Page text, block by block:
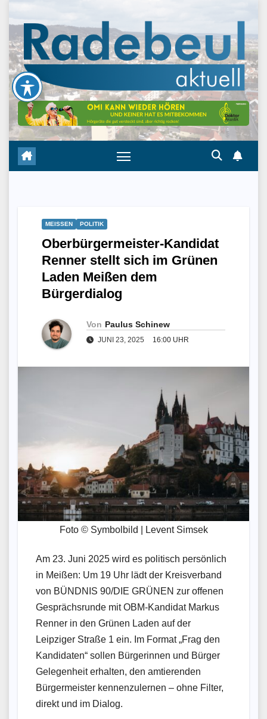
content
MEISSEN POLITIK
Oberbürgermeister-Kandidat
Renner stellt sich im Grünen
Laden Meißen dem
Bürgerdialog
Von Paulus Schinew
JUNI 23, 2025 16:00 UHR
Foto © Symbolbild | Levent Simsek
Am 23. Juni 2025 wird es politisch persönlich
in Meißen: Um 19 Uhr lädt der Kreisverband
von BÜNDNIS 90/DIE GRÜNEN zur offenen
Gesprächsrunde mit OBM-Kandidat Markus
Renner in den Grünen Laden auf der
Leipziger Straße 1 ein. Im Format „Frag den
Kandidaten“ sollen Bürgerinnen und Bürger
Gelegenheit erhalten, den amtierenden
Bürgermeister kennenzulernen – ohne Filter,
direkt und im Dialog.